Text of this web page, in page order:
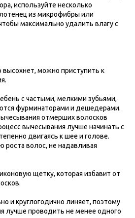
используйте несколько
из микрофибры или
максимально удалить влагу с
высохнет, можно приступить к
с частыми, мелкими зубьями,
фурминаторами и дешедерами.
отмерших волосков
вычесывания лучше начинать с
двигаясь к шее и голове.
роста волос, не надавливая
щетку, которая избавит от
и круглогодично линяет, поэтому
лучше проводить не менее одного